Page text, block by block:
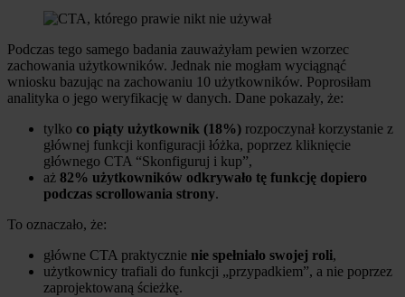
Podczas tego samego badania zauważyłam pewien wzorzec
zachowania użytkowników. Jednak nie mogłam wyciągnąć
wniosku bazując na zachowaniu 10 użytkowników. Poprosiłam
analityka o jego weryfikację w danych. Dane pokazały, że:
tylko co piąty użytkownik (18%) rozpoczynał korzystanie z
głównej funkcji konfiguracji łóżka, poprzez kliknięcie
głównego CTA “Skonfiguruj i kup”,
aż 82% użytkowników odkrywało tę funkcję dopiero
podczas scrollowania strony.
To oznaczało, że:
główne CTA praktycznie nie spełniało swojej roli,
użytkownicy trafiali do funkcji „przypadkiem”, a nie poprzez
zaprojektowaną ścieżkę.